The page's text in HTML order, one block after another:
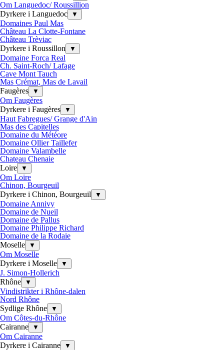
Om Languedoc/ Roussillion
Dyrkere i Languedoc
▼
Domaines Paul Mas
Château La Clotte-Fontane
Château Trèviac
Dyrkere i Roussillon
▼
Domaine Forca Real
Ch. Saint-Roch/ Lafage
Cave Mont Tauch
Mas Crémat, Mas de Lavail
Faugères
▼
Om Faugères
Dyrkere i Faugères
▼
Haut Fabregues/ Grange d'Ain
Mas des Capitelles
Domaine du Météore
Domaine Ollier Taillefer
Domaine Valambelle
Chateau Chenaie
Loire
▼
Om Loire
Chinon, Bourgeuil
Dyrkere i Chinon, Bourgeuil
▼
Domaine Annivy
Domaine de Nueil
Domaine de Pallus
Domaine Philippe Richard
Domaine de la Rodaie
Moselle
▼
Om Moselle
Dyrkere i Moselle
▼
J. Simon-Hollerich
Rhône
▼
Vindistrikter i Rhône-dalen
Nord Rhône
Sydlige Rhône
▼
Om Côtes-du-Rhône
Cairanne
▼
Om Cairanne
Dyrkere i Cairanne
▼